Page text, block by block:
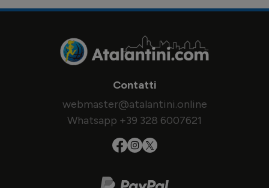
Contatti
webmaster@atalantini.online
Whatsapp +39 328 6007621